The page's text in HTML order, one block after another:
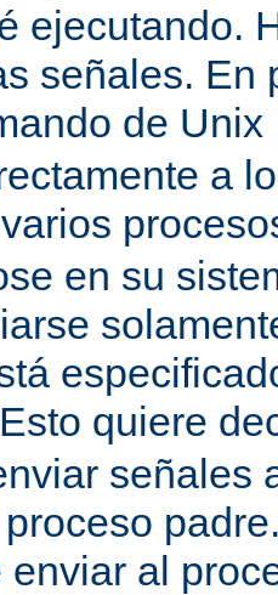
ejecutando.
señales. En
de Unix
a
en su
quiere
señales
enviar al